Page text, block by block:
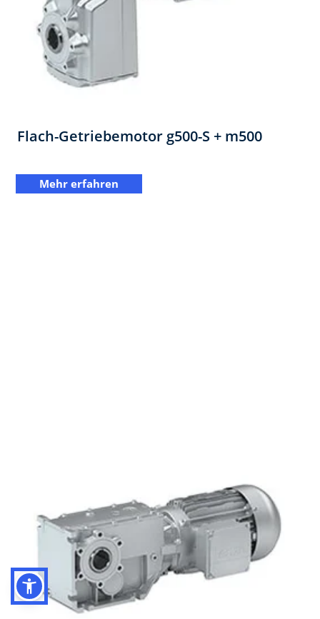
Flach-Getriebemotor ​g500-S + m500
Mehr erfahren